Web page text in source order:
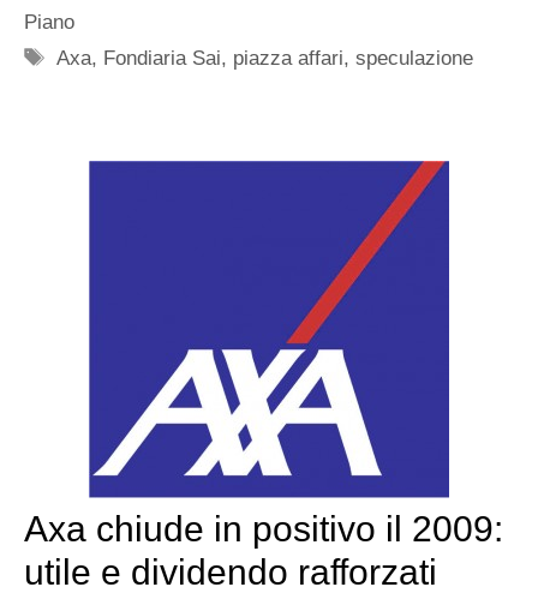
Piano
Tag
Axa, Fondiaria Sai, piazza affari,speculazione
Axa chiude in positivo il 2009:
utile e dividendo rafforzati